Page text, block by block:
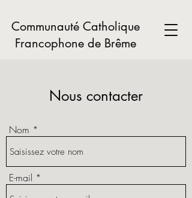
Communauté Catholique
Francophone de Brême
Nous contacter
Nom
E-mail